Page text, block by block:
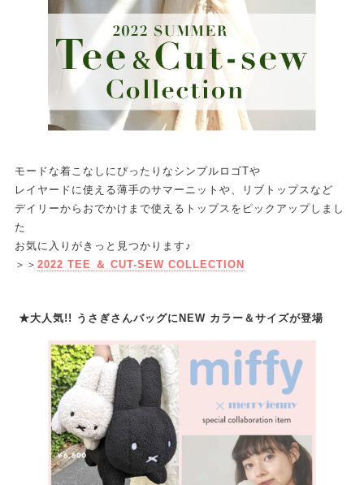
モードな着こなしにぴったりなシンプルロゴTや
レイヤードに使える薄手のサマーニットや、リブトップスなど
デイリーからおでかけまで使えるトップスをピックアップしまし
た
お気に入りがきっと見つかります♪
＞＞ 2022 TEE ＆ CUT-SEW COLLECTION
★大人気!! うさぎさんバッグにNEW カラー＆サイズが登場